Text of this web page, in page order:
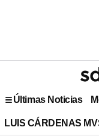
Últimas Noticias
LUIS CÁRDENAS